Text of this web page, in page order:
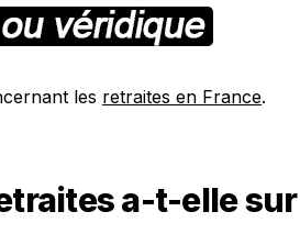
les retraites en France.
a-t-elle sur